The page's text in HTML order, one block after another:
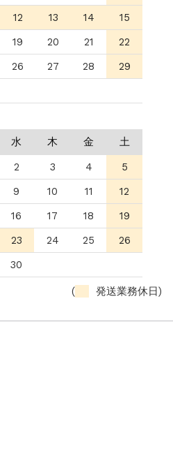
12 13 14
15
19 20 21
22
26 27 28
29
水 木 金
土
2 3 4
5
9 10 11
12
16 17 18
19
23 24 25
26
30
( 発送業務休日)